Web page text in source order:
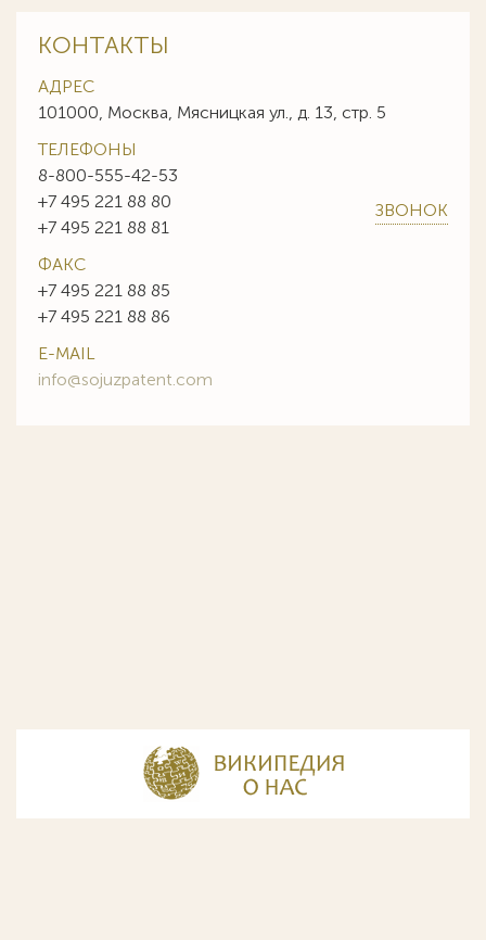
КОНТАКТЫ
АДРЕС
101000, Москва, Мясницкая ул., д. 13, стр. 5
ТЕЛЕФОНЫ
8-800-555-42-53
+7 495 221 88 80
+7 495 221 88 81
ЗВОНОК
ФАКС
+7 495 221 88 85
+7 495 221 88 86
E-MAIL
info@sojuzpatent.com